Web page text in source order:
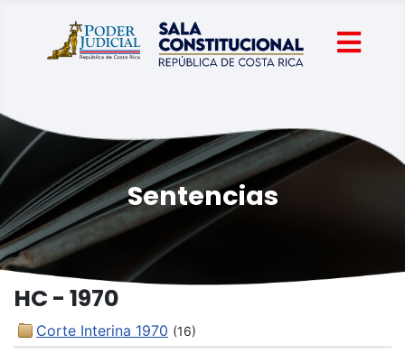
Sentencias
HC - 1970
Corte Interina 1970 (16)